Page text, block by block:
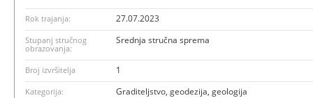
Rok trajanja: 27.07.2023
Stupanj stručnog
obrazovanja:
Srednja stručna sprema
Broj izvršitelja 1
Kategorija: Graditeljstvo, geodezija, geologija